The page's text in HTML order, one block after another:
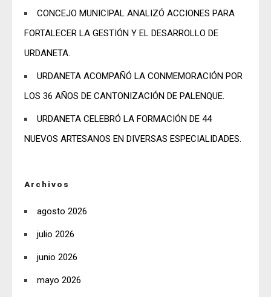
CONCEJO MUNICIPAL ANALIZÓ ACCIONES PARA
FORTALECER LA GESTIÓN Y EL DESARROLLO DE
URDANETA.
URDANETA ACOMPAÑÓ LA CONMEMORACIÓN POR
LOS 36 AÑOS DE CANTONIZACIÓN DE PALENQUE.
URDANETA CELEBRÓ LA FORMACIÓN DE 44
NUEVOS ARTESANOS EN DIVERSAS ESPECIALIDADES.
Archivos
agosto 2026
julio 2026
junio 2026
mayo 2026